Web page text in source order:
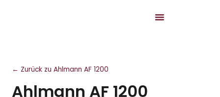
← Zurück zu Ahlmann AF 1200
Ahlmann AF 1200